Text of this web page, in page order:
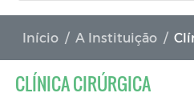
Início A Instituição
CLÍNICA CIRÚRGICA